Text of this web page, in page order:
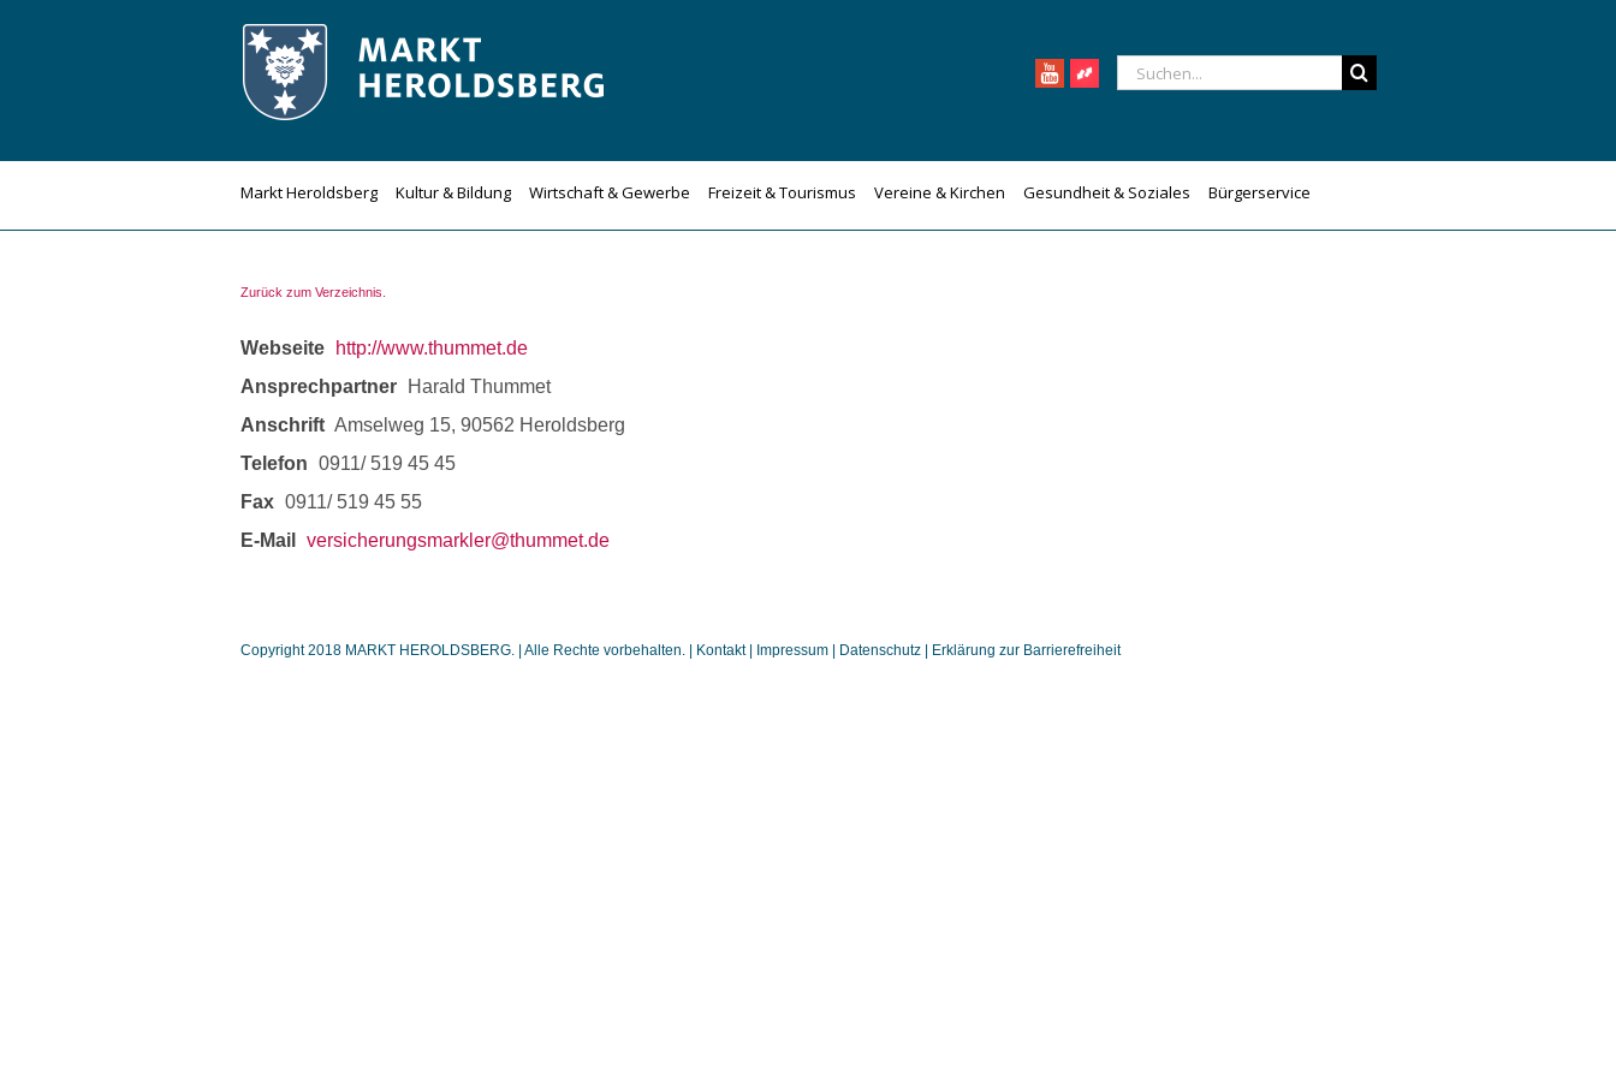
Suche
nach:
Markt Heroldsberg Kultur & Bildung Wirtschaft & Gewerbe Freizeit & Tourismus Vereine & Kirchen Gesundheit & Soziales Bürgerservice
Zurück zum Verzeichnis.
Webseite
http://www.thummet.de
Ansprechpartner
Harald Thummet
Anschrift Amselweg 15, 90562 Heroldsberg
Telefon 0911/ 519 45 45
Fax 0911/ 519 45 55
E-Mail
versicherungsmarkler@thummet.de
Copyright 2018 MARKT HEROLDSBERG. | Alle Rechte vorbehalten. | Kontakt Impressum| Datenschutz| Erklärung zur Barrierefreiheit